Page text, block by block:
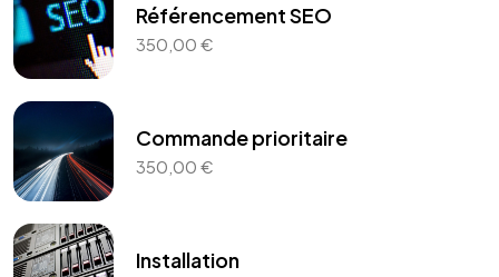
Référencement SEO
350,00 €
Commande prioritaire
350,00 €
Installation